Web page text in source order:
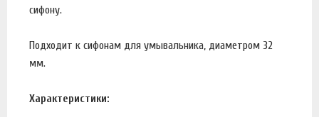
сифону.
Подходит к сифонам для умывальника, диаметром 32
мм.
Характеристики: